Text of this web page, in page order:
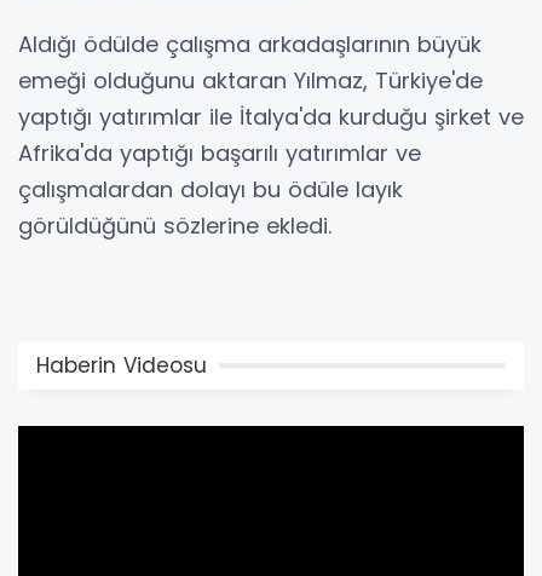
Aldığı ödülde çalışma arkadaşlarının büyük
emeği olduğunu aktaran Yılmaz, Türkiye'de
yaptığı yatırımlar ile İtalya'da kurduğu şirket ve
Afrika'da yaptığı başarılı yatırımlar ve
çalışmalardan dolayı bu ödüle layık
görüldüğünü sözlerine ekledi.
Haberin Videosu